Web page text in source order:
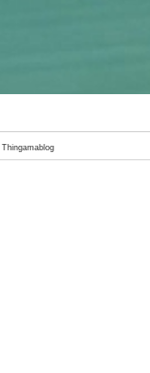
Thingamablog